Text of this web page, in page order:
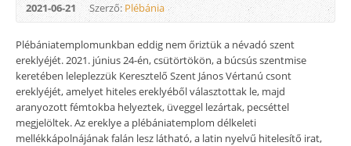
2021-06-21 Szerző:Plébánia
Plébániatemplomunkban eddig nem őriztük a névadó szent
ereklyéjét. 2021. június 24-én, csütörtökön, a búcsús szentmise
keretében leleplezzük Keresztelő Szent János Vértanú csont
ereklyéjét, amelyet hiteles ereklyéből választottak le, majd
aranyozott fémtokba helyeztek, üveggel lezártak, pecséttel
megjelöltek. Az ereklye a plébániatemplom délkeleti
mellékkápolnájának falán lesz látható, a latin nyelvű hitelesítő irat,